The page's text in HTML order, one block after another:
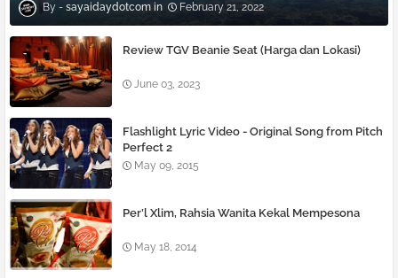
sayaidaydotcom February 21, 2022
Review TGV Beanie Seat (Harga dan Lokasi)
June 03, 2023
Flashlight Lyric Video - Original Song from Pitch
Perfect 2
May 09, 2015
Per’l Xlim, Rahsia Wanita Kekal Mempesona
May 18, 2014